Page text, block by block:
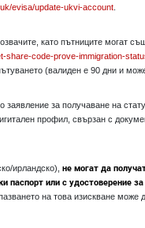
evisa/update-ukvi-account
като пътниците могат
share-code-prove-immigration-
(валиден е 90 дни и
заявление за получаване на
профил, свързан с
ирландско), не могат да
паспорт или с удостоверение
на това изискване може